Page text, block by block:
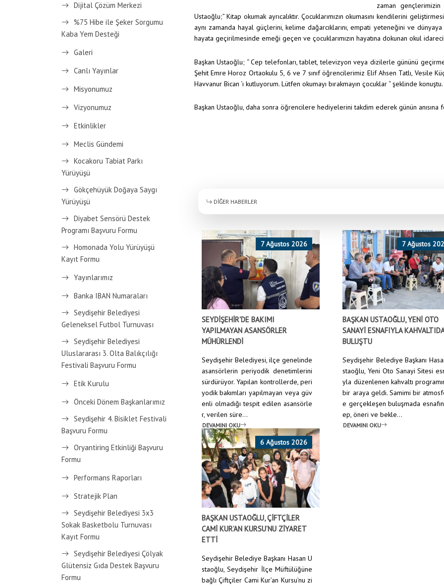
Dijital Çözüm Merkezi
%75 Hibe ile Şeker Sorgumu
Kaba Yem Desteği
Galeri
Canlı Yayınlar
Misyonumuz
Vizyonumuz
Etkinlikler
Meclis Gündemi
Kocakoru Tabiat Parkı
Yürüyüşü
Gökçehüyük Doğaya Saygı
Yürüyüşü
Diyabet Sensörü Destek
Programı Başvuru Formu
Homonada Yolu Yürüyüşü
Kayıt Formu
Yayınlarımız
Banka IBAN Numaraları
Seydişehir Belediyesi
Geleneksel Futbol Turnuvası
Seydişehir Belediyesi
Uluslararası 3. Olta Balıkçılığı
Festivali Başvuru Formu
Etik Kurulu
Önceki Dönem Başkanlarımız
Seydişehir 4. Bisiklet Festivali
Başvuru Formu
Oryantiring Etkinliği Başvuru
Formu
Performans Raporları
Stratejik Plan
Seydişehir Belediyesi 3x3
Sokak Basketbolu Turnuvası
Kayıt Formu
Seydişehir Belediyesi Çölyak
Glütensiz Gıda Destek Başvuru
Formu
zaman gençlerimizin
Ustaoğlu;” Kitap okumak ayrıcalıktır. Çocuklarımızın okumasını kendilerini
aynı zamanda hayal güçlerini, kelime dağarcıklarını, empati yeteneğini ve
hayata geçirilmesinde emeği geçen ve çocuklarımızın hayatına dokunan okul
Başkan Ustaoğlu; “ Cep telefonları, tablet, televizyon veya dizilerle gününü
Şehit Emre Horoz Ortaokulu 5, 6 ve 7 sınıf öğrencilerimiz Elif Ahsen Tatlı, Vesile
Havvanur Bican ‘ı kutluyorum. Lütfen okumayı bırakmayın çocuklar “ şeklinde konuştu.
Başkan Ustaoğlu, daha sonra öğrencilere hediyelerini takdim ederek günün anısına
DİĞER HABERLER
7 Ağustos 2026
SEYDİŞEHİR'DE BAKIMI
YAPILMAYAN ASANSÖRLER
MÜHÜRLENDİ
Seydişehir Belediyesi, ilçe genelinde
asansörlerin periyodik denetimlerini
sürdürüyor. Yapılan kontrollerde, peri
yodik bakımları yapılmayan veya güv
enli olmadığı tespit edilen asansörle
r, verilen süre...
DEVAMINI OKU
7 Ağustos
BAŞKAN USTAOĞLU, YENİ OTO
SANAYİ ESNAFIYLA
BULUŞTU
Seydişehir Belediye Başkanı
staoğlu, Yeni Oto Sanayi Sitesi
yla düzenlenen kahvaltı
bir araya geldi. Samimi bir
e gerçekleşen buluşmada
ep, öneri ve bekle...
DEVAMINI OKU
6 Ağustos 2026
BAŞKAN USTAOĞLU, ÇİFTÇİLER
CAMİ KUR’AN KURSU’NU ZİYARET
ETTİ
Seydişehir Belediye Başkanı Hasan U
staoğlu, Seydişehir İlçe Müftülüğüne
bağlı Çiftçiler Cami Kur’an Kursu’nu zi